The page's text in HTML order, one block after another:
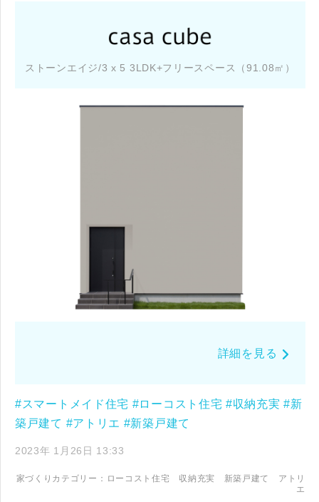
ストーンエイジ/3 x 5 3LDK+フリースペース（91.08㎡）
詳細を見る
#スマートメイド住宅 #ローコスト住宅 #収納充実 #新
築戸建て #アトリエ #新築戸建て
2023年 1月26日 13:33
家づくりカテゴリー： ローコスト住宅 収納充実 新築戸建て
アトリ
エ